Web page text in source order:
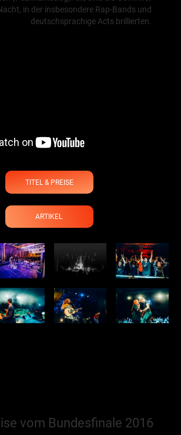
in der insbesondere Rap-Bands und
deutschsprachige Acts brillierten.
TITEL & PREISE
ARTIKEL
vom Bundesfinale 2016